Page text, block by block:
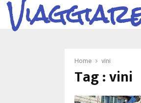
Home vini
Tag : vini